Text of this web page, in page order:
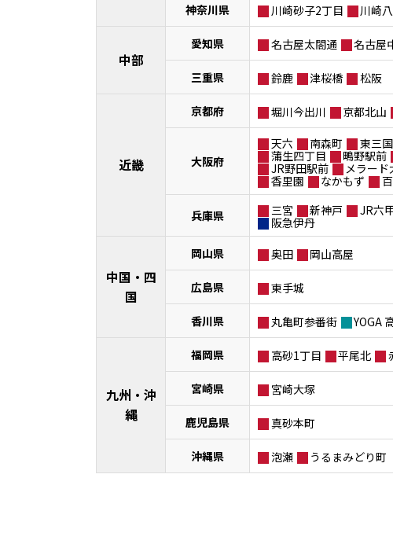
神奈川県
川崎砂子2丁目 川崎
中部
愛知県 名古屋太閤通 名古屋
三重県 鈴鹿 津桜橋 松阪
近畿
京都府 堀川今出川 京都北山
大阪府
天六 南森町 東三国
蒲生四丁目
鴫野駅前
JR野田駅前
メラー
香里園
なかもず
兵庫県 三宮 新神戸 JR六
阪急伊丹
中国・四
国
岡山県 奥田 岡山高屋
広島県 東手城
香川県 丸亀町参番街 YOGA
九州・沖
縄
福岡県 高砂1丁目 平尾北
宮崎県 宮崎大塚
鹿児島県 真砂本町
沖縄県 泡瀬 うるまみどり町